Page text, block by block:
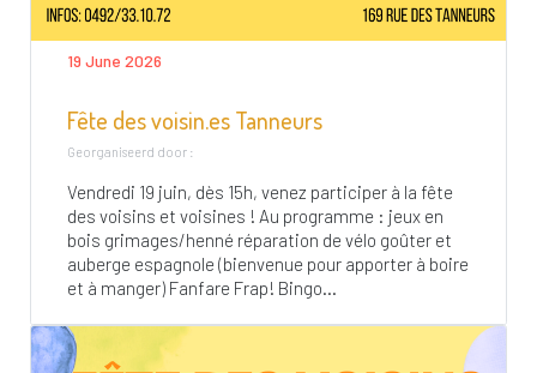
19 June 2026
Fête des voisin.es Tanneurs
Georganiseerd door :
Vendredi 19 juin, dès 15h, venez participer à la fête
des voisins et voisines ! Au programme : jeux en
bois grimages/henné réparation de vélo goûter et
auberge espagnole (bienvenue pour apporter à boire
et à manger) Fanfare Frap! Bingo...